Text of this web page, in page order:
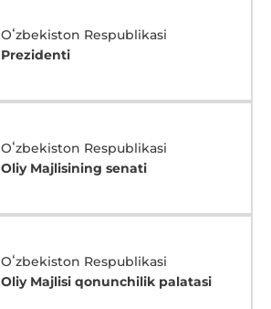
Oʻzbekiston Respublikasi
Prezidenti
Oʻzbekiston Respublikasi
Oliy Majlisining senati
Oʻzbekiston Respublikasi
Oliy Majlisi qonunchilik palatasi